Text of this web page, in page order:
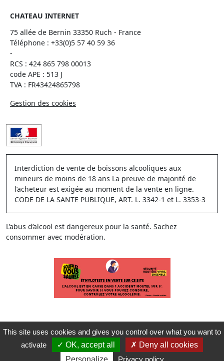
CHATEAU INTERNET
75 allée de Bernin 33350 Ruch - France
Téléphone : +33(0)5 57 40 59 36
-
RCS : 424 865 798 00013
code APE : 513 J
TVA : FR43424865798
Gestion des cookies
Interdiction de vente de boissons alcooliques aux
mineurs de moins de 18 ans La preuve de majorité de
l’acheteur est exigée au moment de la vente en ligne.
CODE DE LA SANTE PUBLIQUE, ART. L. 3342-1 et L. 3353-3
L’abus d’alcool est dangereux pour la santé. Sachez
consommer avec modération.
This site uses cookies and gives you control over what you want to
activate
OK, accept all
Deny all cookies
Personalize
Privacy policy